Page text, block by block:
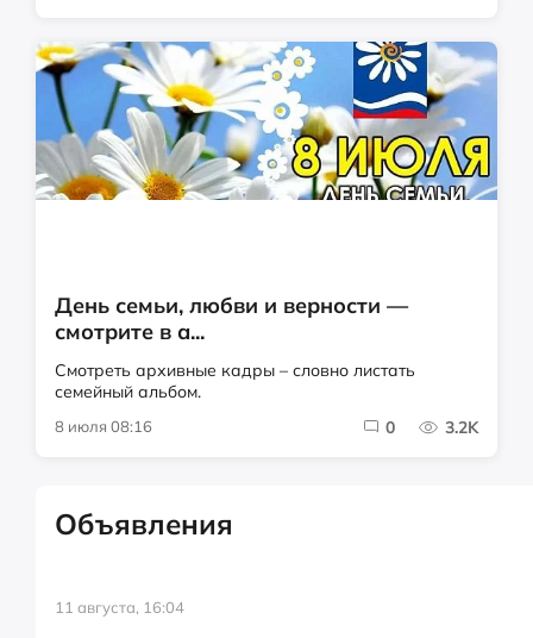
День семьи, любви и верности —
смотрите в а...
Смотреть архивные кадры – словно листать
семейный альбом.
8 июля 08:16 0 3.2K
Объявления
11 августа, 16:04